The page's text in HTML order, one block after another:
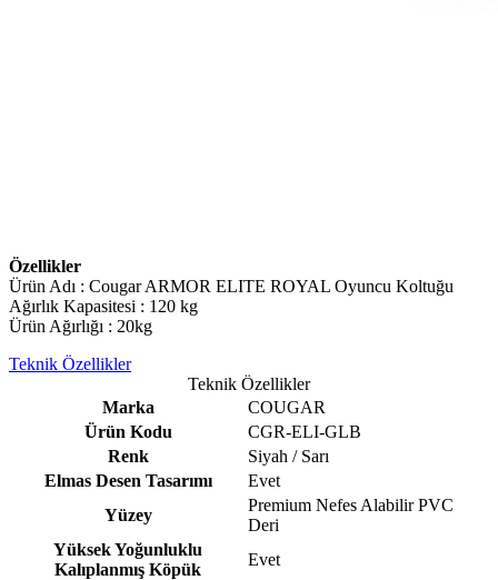
Özellikler
Ürün Adı : Cougar ARMOR ELITE ROYAL Oyuncu Koltuğu
Ağırlık Kapasitesi : 120 kg
Ürün Ağırlığı : 20kg
Teknik Özellikler
Teknik Özellikler
Marka
COUGAR
Ürün Kodu
CGR-ELI-GLB
Renk
Siyah / Sarı
Elmas Desen Tasarımı
Evet
Yüzey
Premium Nefes Alabilir PVC
Deri
Yüksek Yoğunluklu
Kalıplanmış Köpük
Evet